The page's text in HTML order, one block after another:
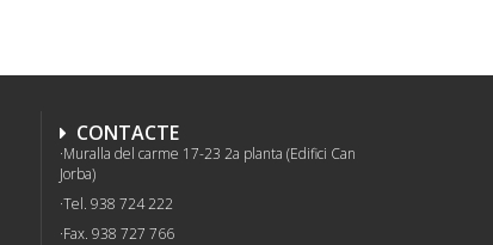
CONTACTE
Muralla del carme 17-23 2a planta (Edifici Can
Jorba)
Tel. 938 724 222
Fax. 938 727 766